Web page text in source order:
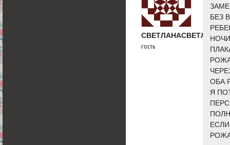
СВЕТЛАНАСВЕТЛАНА
гость
БЕЗ
ОБА
Я